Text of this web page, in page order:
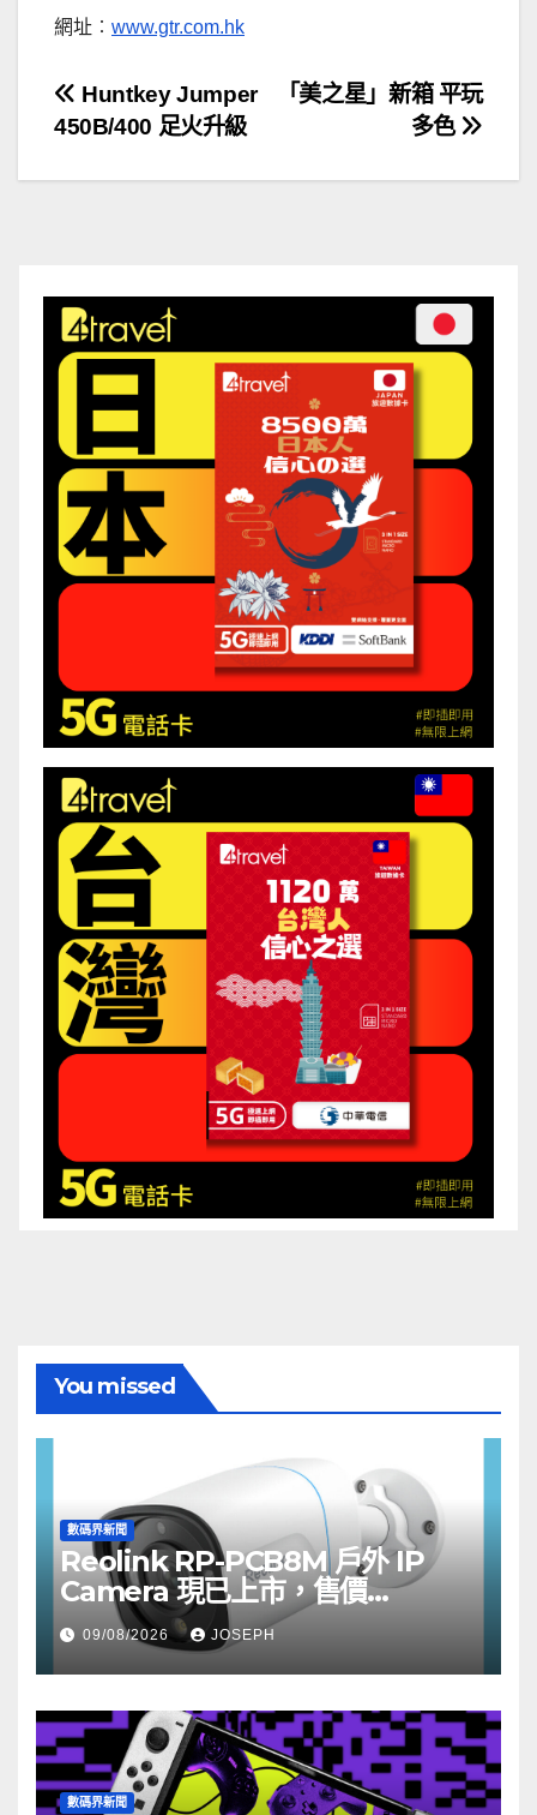
網址︰ www.gtr.com.hk
文
「美之星」新箱 平玩
多色
Huntkey Jumper
450B/400 足火升級
You missed
數碼界新聞
Reolink RP-PCB8M 戶外 IP
Camera 現已上市，售價
HK$722
09/08/2026 JOSEPH
數碼界新聞